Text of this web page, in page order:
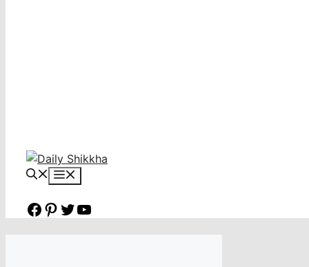
Facebook
Pinterest
Twitter
YouTube